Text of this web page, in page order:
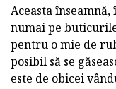
Aceasta înseamnă,
numai pe
pentru o mie de
posibil să se
este de obicei